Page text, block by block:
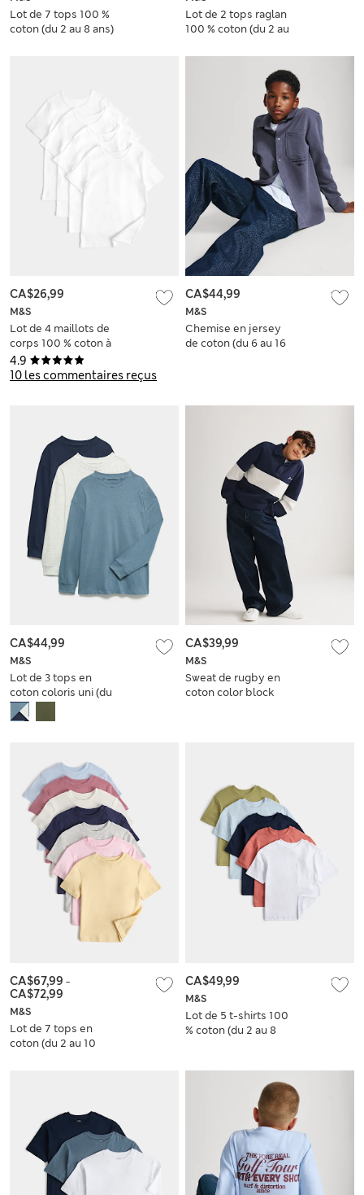
Lot de 7 tops 100 %
coton (du 2 au 8 ans)
Lot de 2 tops raglan
100 % coton (du 2 au
4.9
10 les commentaires reçus
M&S
Lot de 4 maillots de
corps 100 % coton à
manches courtes
(du 2 au 14 ans)
CA$26,99
M&S
Chemise en jersey
de coton (du 6 au 16
CA$44,99
M&S
Lot de 3 tops en
coton coloris uni (du
6 au 16 ans)
CA$44,99
M&S
Sweat de rugby en
coton color block
CA$39,99
M&S
Lot de 7 tops en
coton (du 2 au 10
CA$67,99 -
CA$72,99
M&S
Lot de 5 t-shirts 100
% coton (du 2 au 8
CA$49,99